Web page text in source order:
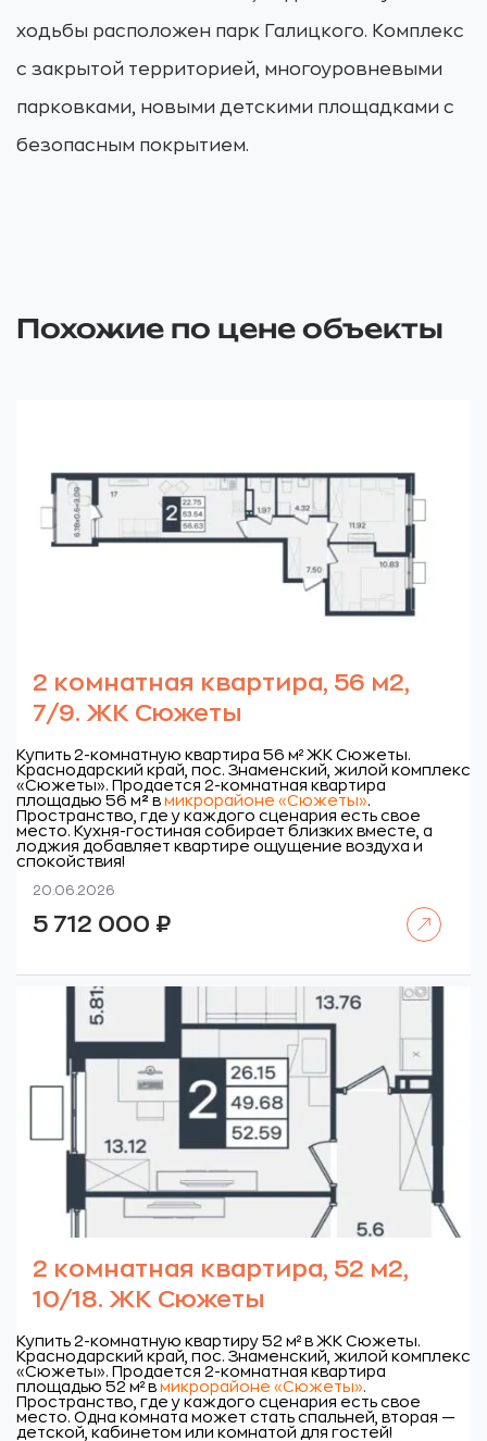
ходьбы расположен парк Галицкого. Комплекс
с закрытой территорией, многоуровневыми
парковками, новыми детскими площадками с
безопасным покрытием.
Похожие по цене объекты
2 комнатная квартира, 56 м2,
7/9. ЖК Сюжеты
Купить 2-комнатную квартира 56 м² ЖК Сюжеты.
Краснодарский край, пос. Знаменский, жилой комплекс
«Сюжеты». Продается 2-комнатная квартира
площадью 56 м² в микрорайоне «Сюжеты».
Пространство, где у каждого сценария есть свое
место. Кухня-гостиная собирает близких вместе, а
лоджия добавляет квартире ощущение воздуха и
спокойствия!
20.06.2026
5 712 000 ₽
2 комнатная квартира, 52 м2,
10/18. ЖК Сюжеты
Купить 2-комнатную квартиру 52 м² в ЖК Сюжеты.
Краснодарский край, пос. Знаменский, жилой комплекс
«Сюжеты». Продается 2-комнатная квартира
площадью 52 м² в микрорайоне «Сюжеты».
Пространство, где у каждого сценария есть свое
место. Одна комната может стать спальней, вторая —
детской, кабинетом или комнатой для гостей!